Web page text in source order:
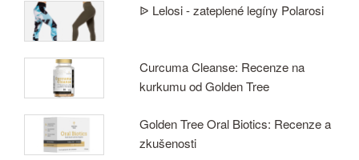
ᐉ Lelosi - zateplené legíny Polarosi
Curcuma Cleanse: Recenze na
kurkumu od Golden Tree
Golden Tree Oral Biotics: Recenze a
zkušenosti